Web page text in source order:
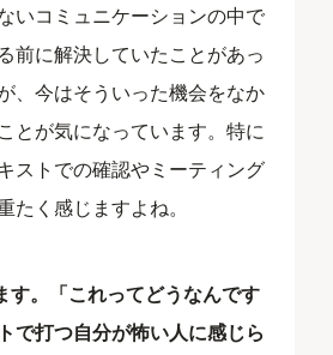
いコミュニケーションの中で
前に解決していたことがあっ
、今はそういった機会をなか
とが気になっています。特に
ストでの確認やミーティング
たく感じますよね。
す。「これってどうなんです
で打つ自分が怖い人に感じら